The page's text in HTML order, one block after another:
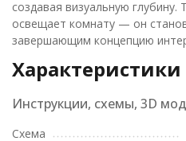
создавая визуальную глубину.
освещает комнату — он
завершающим концепцию
Характеристики
Инструкции, схемы, 3D
Схема